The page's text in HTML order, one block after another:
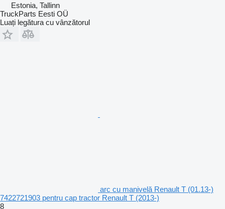
Estonia, Tallinn
TruckParts Eesti OÜ
Luați legătura cu vânzătorul
arc cu manivelă Renault T (01.13-)
7422721903 pentru cap tractor Renault T (2013-)
8